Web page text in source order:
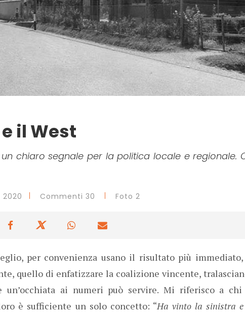
il West
chiaro segnale per la politica locale e regionale.
2020 Commenti 30 Foto 2
per convenienza usano il risultato più
quello di enfatizzare la coalizione vincente,
un’occhiata ai numeri può servire. Mi riferisco a
è sufficiente un solo concetto: “Ha vinto la sinistra